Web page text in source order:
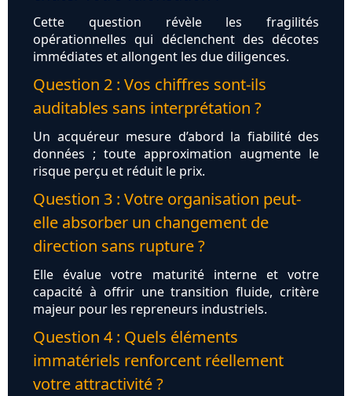
Cette question révèle les fragilités
opérationnelles qui déclenchent des décotes
immédiates et allongent les due diligences.
Question 2 : Vos chiffres sont-ils
auditables sans interprétation ?
Un acquéreur mesure d’abord la fiabilité des
données ; toute approximation augmente le
risque perçu et réduit le prix.
Question 3 : Votre organisation peut-
elle absorber un changement de
direction sans rupture ?
Elle évalue votre maturité interne et votre
capacité à offrir une transition fluide, critère
majeur pour les repreneurs industriels.
Question 4 : Quels éléments
immatériels renforcent réellement
votre attractivité ?